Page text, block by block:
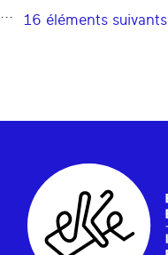
16 éléments suivants